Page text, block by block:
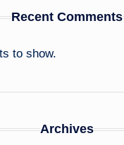
Recent Comments
to show.
Archives